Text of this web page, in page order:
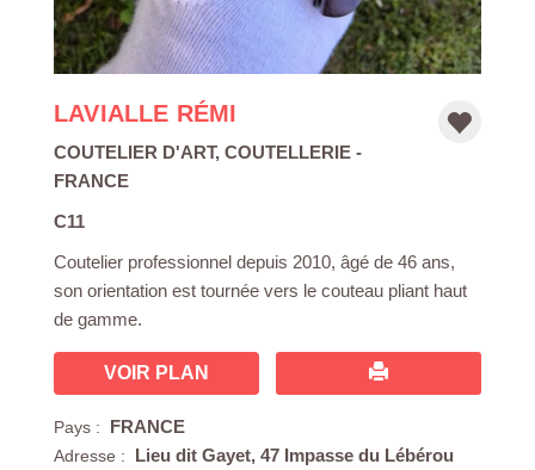
LAVIALLE RÉMI
COUTELIER D'ART, COUTELLERIE -
FRANCE
C11
Coutelier professionnel depuis 2010, âgé de 46 ans,
son orientation est tournée vers le couteau pliant haut
de gamme.
VOIR PLAN
Pays : FRANCE
Adresse : Lieu dit Gayet, 47 Impasse du Lébérou